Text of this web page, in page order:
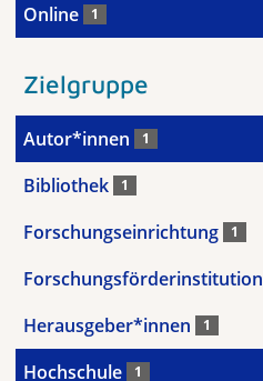
Online 1
Zielgruppe
Autor*innen 1
Bibliothek 1
Forschungseinrichtung 1
Forschungsförderinstitution
Herausgeber*innen 1
Hochschule 1